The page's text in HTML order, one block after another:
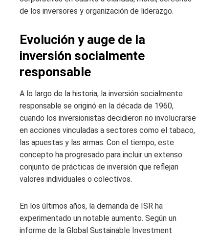
de los inversores y organización de liderazgo.
Evolución y auge de la
inversión socialmente
responsable
A lo largo de la historia, la inversión socialmente
responsable se originó en la década de 1960,
cuando los inversionistas decidieron no involucrarse
en acciones vinculadas a sectores como el tabaco,
las apuestas y las armas. Con el tiempo, este
concepto ha progresado para incluir un extenso
conjunto de prácticas de inversión que reflejan
valores individuales o colectivos.
En los últimos años, la demanda de ISR ha
experimentado un notable aumento. Según un
informe de la Global Sustainable Investment